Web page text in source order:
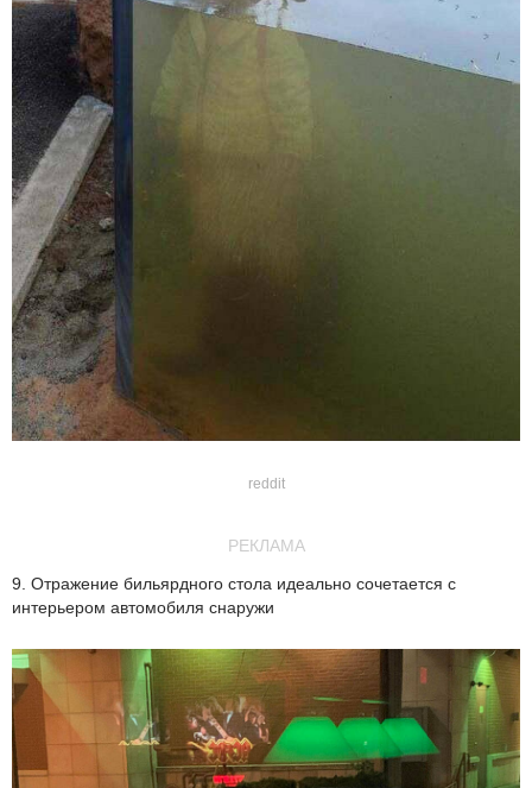
reddit
РЕКЛАМА
9. Отражение бильярдного стола идеально сочетается с
интерьером автомобиля снаружи